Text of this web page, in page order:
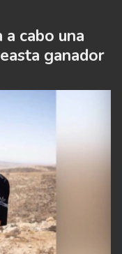
cabo una
ganador